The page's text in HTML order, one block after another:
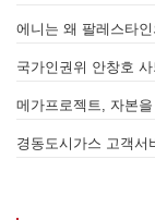
경동도시가스 고객서